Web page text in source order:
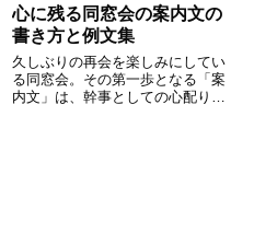
心に残る同窓会の案内文の
書き方と例文集
久しぶりの再会を楽しみにしてい
る同窓会。その第一歩となる「案
内文」は、幹事としての心配りや